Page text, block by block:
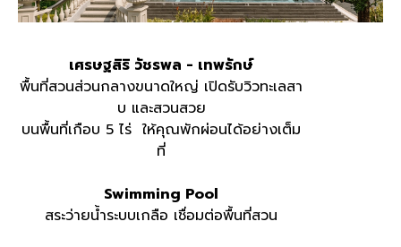
เศรษฐสิริ วัชรพล - เทพรักษ์
พื้นที่สวนส่วนกลางขนาดใหญ่ เปิดรับวิวทะเลสา
บ และสวนสวย
บนพื้นที่เกือบ 5 ไร่ ให้คุณพักผ่อนได้อย่างเต็ม
ที่
Swimming Pool
สระว่ายน้ำระบบเกลือ เชื่อมต่อพื้นที่สวน